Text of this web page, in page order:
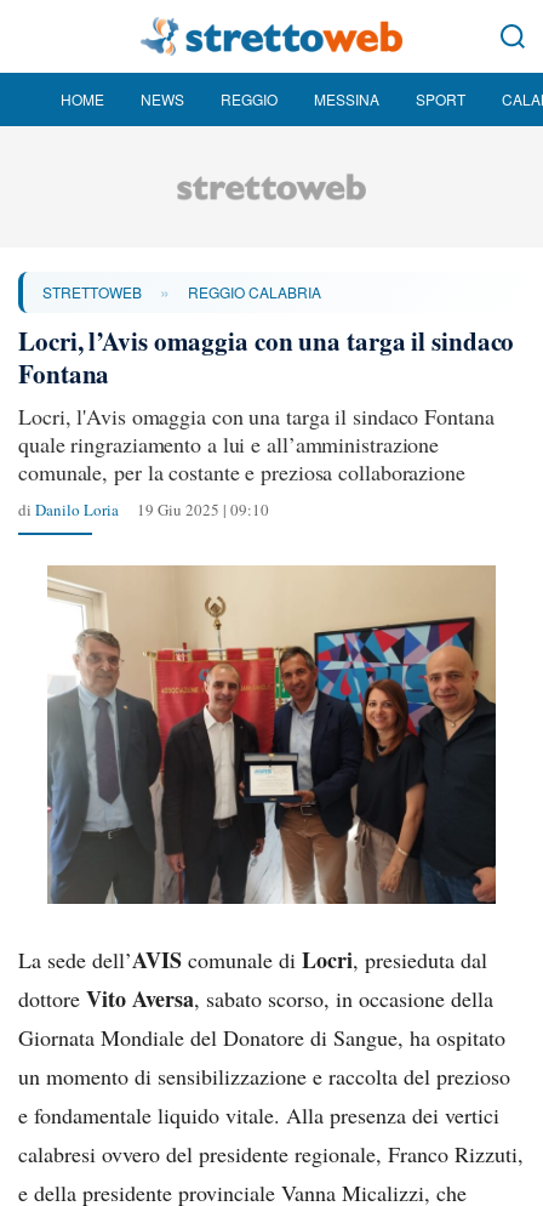
HOME NEWS REGGIO MESSINA SPORT
STRETTOWEB » REGGIO CALABRIA
Locri, l’Avis omaggia con una targa il sindaco
Fontana
Locri, l'Avis omaggia con una targa il sindaco Fontana
quale ringraziamento a lui e all’amministrazione
comunale, per la costante e preziosa collaborazione
di Danilo Loria 19 Giu 2025 | 09:10
La sede dell’AVIS comunale di Locri, presieduta dal
dottore Vito Aversa, sabato scorso, in occasione della
Giornata Mondiale del Donatore di Sangue, ha ospitato
un momento di sensibilizzazione e raccolta del prezioso
e fondamentale liquido vitale. Alla presenza dei vertici
calabresi ovvero del presidente regionale, Franco Rizzuti,
e della presidente provinciale Vanna Micalizzi, che